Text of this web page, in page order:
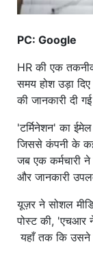
PC: Google
HR की एक
समय होश उड़ा
की जानकारी दी
'टर्मिनेशन' का
जिससे कंपनी के
जब एक कर्मचारी
और जानकारी
यूज़र ने सोशल
पोस्ट की, 'एचआर
यहाँ तक कि